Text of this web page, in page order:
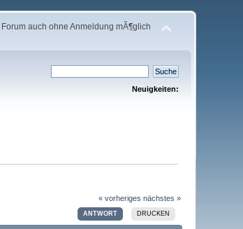
auch ohne Anmeldung mÃ¶glich
Neuigkeiten:
« vorheriges nächstes »
ANTWORT DRUCKEN